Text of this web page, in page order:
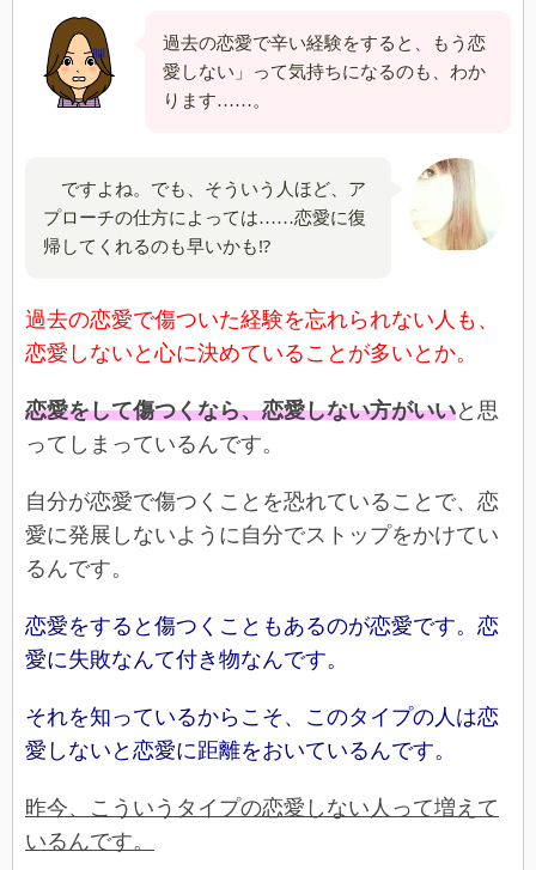
過去の恋愛で辛い経験をすると、もう恋
愛しない」って気持ちになるのも、わか
ります……。
ですよね。でも、そういう人ほど、ア
プローチの仕方によっては……恋愛に復
帰してくれるのも早いかも⁉
過去の恋愛で傷ついた経験を忘れられない人も、
恋愛しないと心に決めていることが多いとか。
恋愛をして傷つくなら、恋愛しない方がいいと思
ってしまっているんです。
自分が恋愛で傷つくことを恐れていることで、恋
愛に発展しないように自分でストップをかけてい
るんです。
恋愛をすると傷つくこともあるのが恋愛です。恋
愛に失敗なんて付き物なんです。
それを知っているからこそ、このタイプの人は恋
愛しないと恋愛に距離をおいているんです。
昨今、こういうタイプの恋愛しない人って増えて
いるんです。